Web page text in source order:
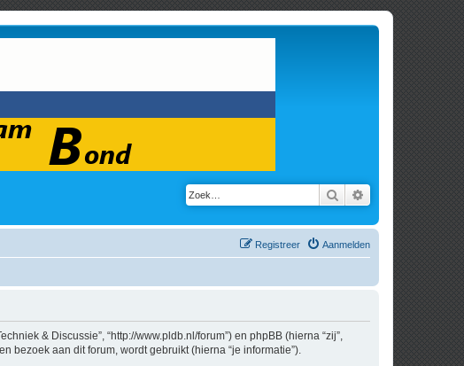
Zoek Uitgebreid zoeken
Aanmelden
Registreer
& Discussie”, “http://www.pldb.nl/forum”) en phpBB (hierna “zij”,
bezoek aan dit forum, wordt gebruikt (hierna “je informatie”).